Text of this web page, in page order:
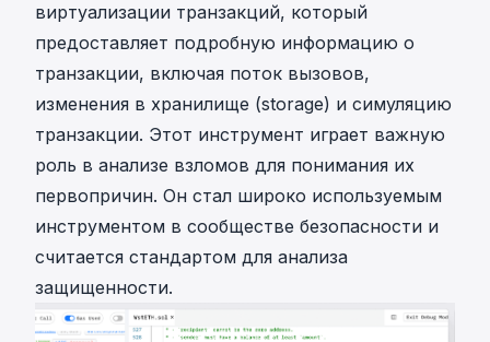
виртуализации транзакций, который
предоставляет подробную информацию о
транзакции, включая поток вызовов,
изменения в хранилище (storage) и симуляцию
транзакции. Этот инструмент играет важную
роль в анализе взломов для понимания их
первопричин. Он стал широко используемым
инструментом в сообществе безопасности и
считается стандартом для анализа
защищенности.